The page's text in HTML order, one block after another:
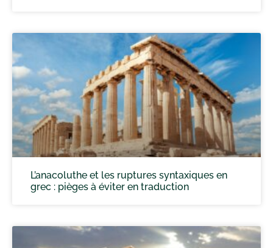
L’anacoluthe et les ruptures syntaxiques en
grec : pièges à éviter en traduction